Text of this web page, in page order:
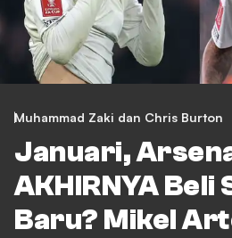
Muhammad Zaki dan Chris Burton
Januari,
AKHIRNYA
Baru? Mikel